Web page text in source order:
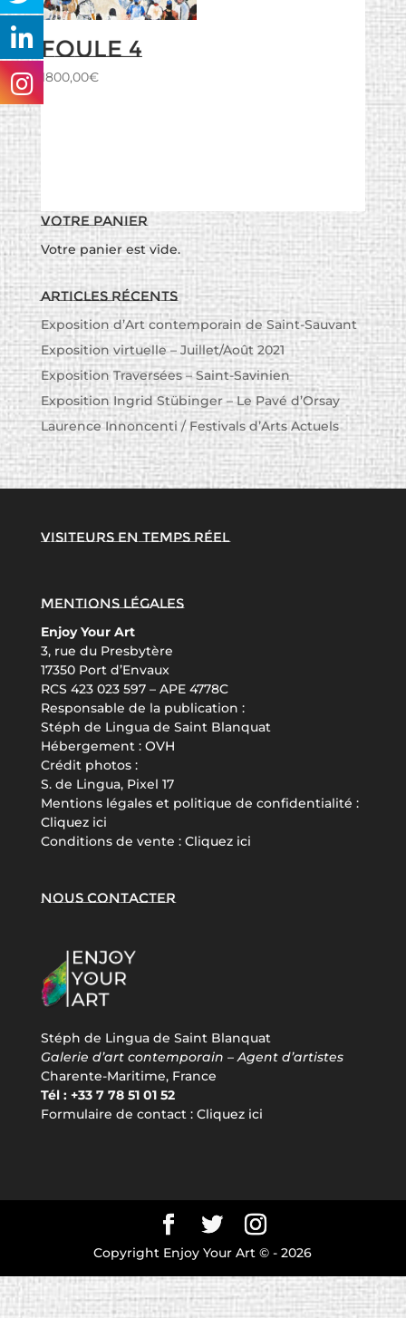
Foule 4
1800,00€
Votre panier
Votre panier est vide.
Articles récents
Exposition d’Art contemporain de Saint-Sauvant
Exposition virtuelle – Juillet/Août 2021
Exposition Traversées – Saint-Savinien
Exposition Ingrid Stübinger – Le Pavé d’Orsay
Laurence Innoncenti / Festivals d’Arts Actuels
Visiteurs en temps réel
Mentions légales
Enjoy Your Art
3, rue du Presbytère
17350 Port d’Envaux
RCS 423 023 597 – APE 4778C
Responsable de la publication :
Stéph de Lingua de Saint Blanquat
Hébergement : OVH
Crédit photos :
S. de Lingua, Pixel 17
Mentions légales et politique de confidentialité :
Cliquez ici
Conditions de vente : Cliquez ici
Nous contacter
Stéph de Lingua de Saint Blanquat
Galerie d’art contemporain – Agent d’artistes
Charente-Maritime, France
Tél : +33 7 78 51 01 52
Formulaire de contact : Cliquez ici
Copyright Enjoy Your Art © -2026